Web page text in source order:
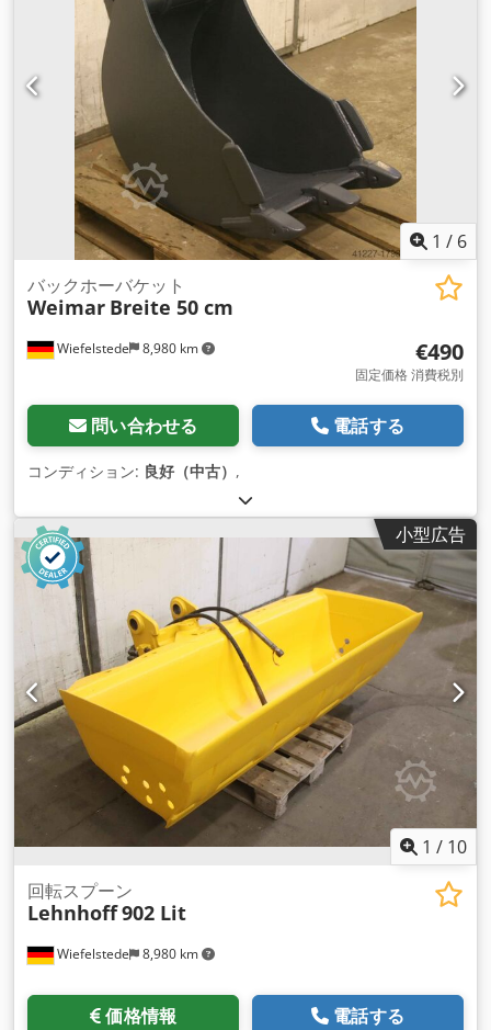
1 / 6
Wiefelstede 8,980 km
バックホーバケット
Weimar Breite 50 cm
€490
固定価格 消費税別
問い合わせる 電話する
コンディション: 良好（中古） ,
小型広告
1 / 10
Wiefelstede 8,980 km
回転スプーン
Lehnhoff902 Lit
価格情報 電話する